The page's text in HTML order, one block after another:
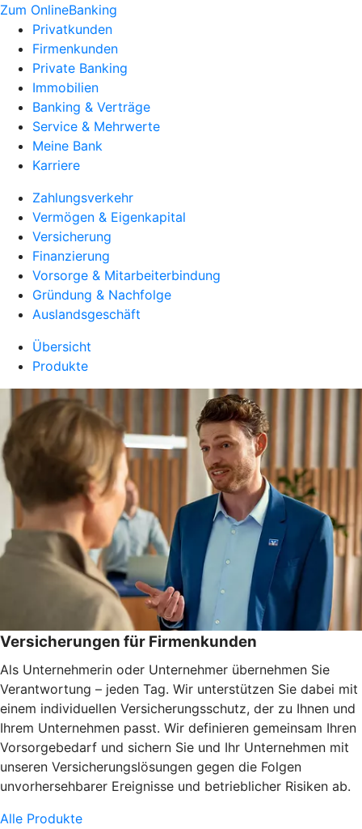
Zum OnlineBanking
Privatkunden
Firmenkunden
Private Banking
Immobilien
Banking & Verträge
Service & Mehrwerte
Meine Bank
Karriere
Zahlungsverkehr
Vermögen & Eigenkapital
Versicherung
Finanzierung
Vorsorge & Mitarbeiterbindung
Gründung & Nachfolge
Auslandsgeschäft
Übersicht
Produkte
Versicherungen für Firmenkunden
Als Unternehmerin oder Unternehmer übernehmen Sie
Verantwortung – jeden Tag. Wir unterstützen Sie dabei mit
einem individuellen Versicherungsschutz, der zu Ihnen und
Ihrem Unternehmen passt. Wir definieren gemeinsam Ihren
Vorsorgebedarf und sichern Sie und Ihr Unternehmen mit
unseren Versicherungslösungen gegen die Folgen
unvorhersehbarer Ereignisse und betrieblicher Risiken ab.
Alle Produkte